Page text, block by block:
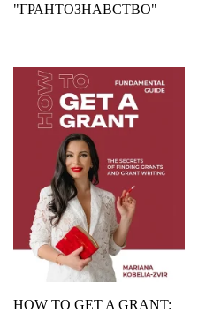
"ГРАНТОЗНАВСТВО"
HOW TO GET A GRANT: